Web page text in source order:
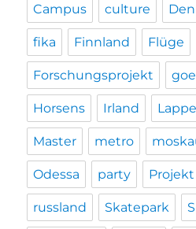
Campus culture
fika Finnland Flüge
Forschungsprojekt
Horsens Irland
Master metro
Odessa party Projekt
russland Skatepark